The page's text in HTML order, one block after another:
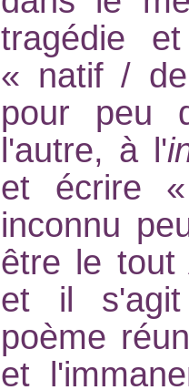
tragédie
« natif /
pour peu
l'autre, à l'
et écrire
inconnu
être le tout
et il s'agit
poème
et